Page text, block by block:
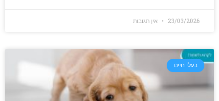
23/03/2026 אין תגובות
בעלי חיים